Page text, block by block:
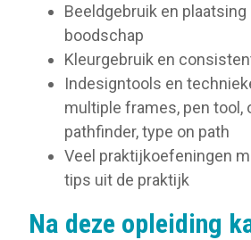
Beeldgebruik en
boodschap
Kleurgebruik en
Indesigntools en
multiple frames, pen tool,
pathfinder, type on path
Veel praktijkoefeningen
tips uit de praktijk
Na deze opleiding